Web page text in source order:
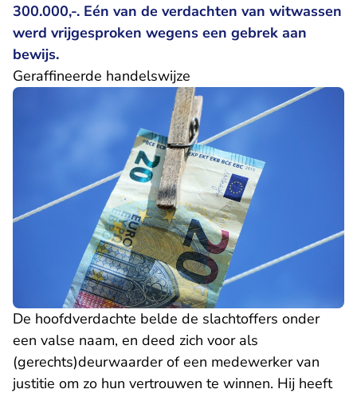
300.000,-. Eén van de verdachten van witwassen
werd vrijgesproken wegens een gebrek aan
bewijs.
Geraffineerde handelswijze
De hoofdverdachte belde de slachtoffers onder
een valse naam, en deed zich voor als
(gerechts)deurwaarder of een medewerker van
justitie om zo hun vertrouwen te winnen. Hij heeft